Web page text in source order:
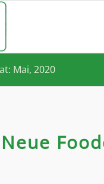
Mai, 2020
Neue